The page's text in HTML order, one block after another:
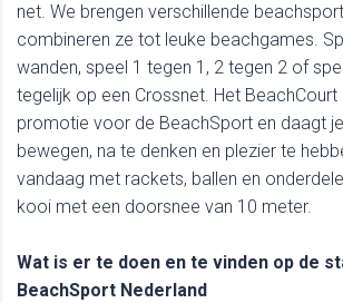
net. We brengen verschillende
combineren ze tot leuke beachgames.
wanden, speel 1 tegen 1, 2 tegen 2 of
tegelijk op een Crossnet. Het
promotie voor de BeachSport en daagt
bewegen, na te denken en plezier te
vandaag met rackets, ballen en
kooi met een doorsnee van 10 meter.
Wat is er te doen en te vinden op de
BeachSport Nederland